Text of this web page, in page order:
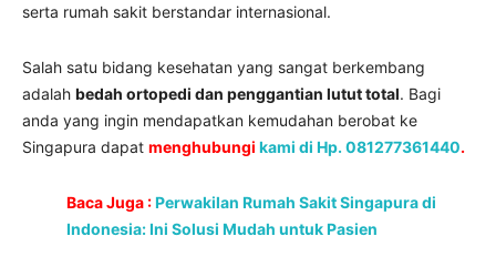
serta rumah sakit berstandar internasional.
Salah satu bidang kesehatan yang sangat berkembang
adalah bedah ortopedi dan penggantian lutut total. Bagi
anda yang ingin mendapatkan kemudahan berobat ke
Singapura dapat menghubungi kami di Hp. 081277361440.
Baca Juga :Perwakilan Rumah Sakit Singapura di
Indonesia: Ini Solusi Mudah untuk Pasien